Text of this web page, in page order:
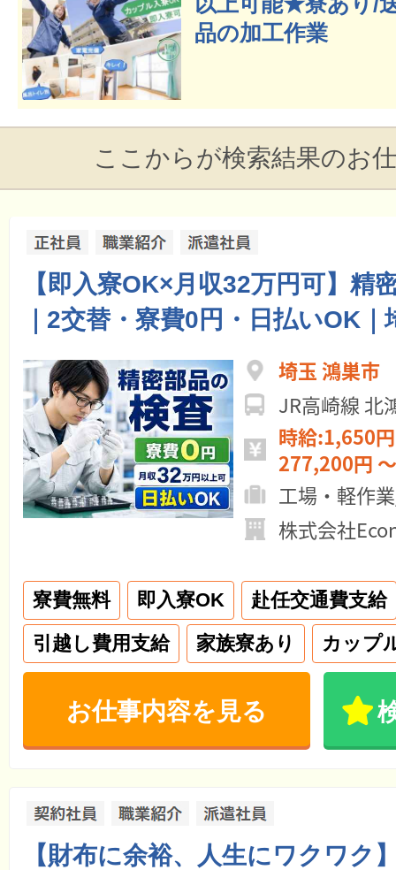
品の加工作業
ここからが検索結果のお
【即入寮OK×月収32万円可】精
｜2交替・寮費0円・日払いOK｜
埼玉 鴻巣市
JR高崎線 北
時給:1,650
277,200円
工場・軽作
株式会社
寮費無料 即入寮OK
赴任交通費支給
引越し費用支給
家族寮あり カップ
お仕事内容を見る
【財布に余裕、人生にワクワク